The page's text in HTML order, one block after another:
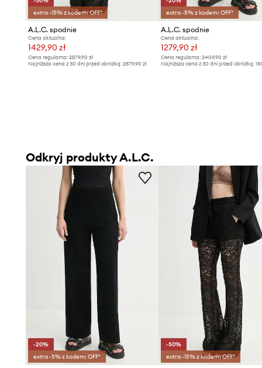
extra -15% z kodem: OFF*
A.L.C. spodnie
Cena aktualna:
1429,90 zł
Cena regularna: 2879,90 zł
Najniższa cena z 30 dni przed obniżką: 2879,90 zł
extra -5% z kodem: OFF*
A.L.C. spodnie
Cena aktualna:
1279,90 zł
Cena regularna:2409,90 zł
Najniższa cena z 30 dni przed obniżką:
Odkryj produkty A.L.C.
-20%
extra -5% z kodem: OFF*
-50%
extra -15% z kodem: OFF*